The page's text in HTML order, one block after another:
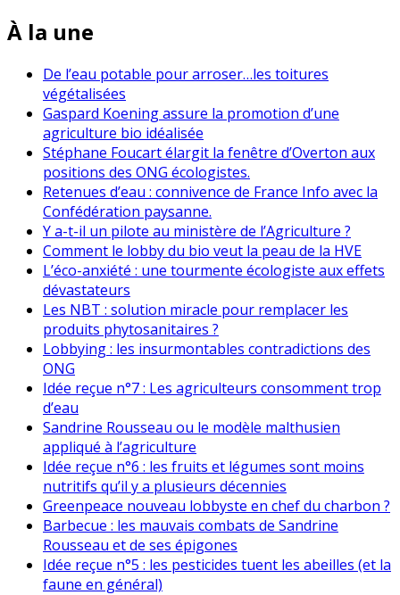
À la une
De l’eau potable pour arroser…les toitures
végétalisées
Gaspard Koening assure la promotion d’une
agriculture bio idéalisée
Stéphane Foucart élargit la fenêtre d’Overton aux
positions des ONG écologistes.
Retenues d’eau : connivence de France Info avec la
Confédération paysanne.
Y a-t-il un pilote au ministère de l’Agriculture ?
Comment le lobby du bio veut la peau de la HVE
L’éco-anxiété : une tourmente écologiste aux effets
dévastateurs
Les NBT : solution miracle pour remplacer les
produits phytosanitaires ?
Lobbying : les insurmontables contradictions des
ONG
Idée reçue n°7 : Les agriculteurs consomment trop
d’eau
Sandrine Rousseau ou le modèle malthusien
appliqué à l’agriculture
Idée reçue n°6 : les fruits et légumes sont moins
nutritifs qu’il y a plusieurs décennies
Greenpeace nouveau lobbyste en chef du charbon ?
Barbecue : les mauvais combats de Sandrine
Rousseau et de ses épigones
Idée reçue n°5 : les pesticides tuent les abeilles (et la
faune en général)